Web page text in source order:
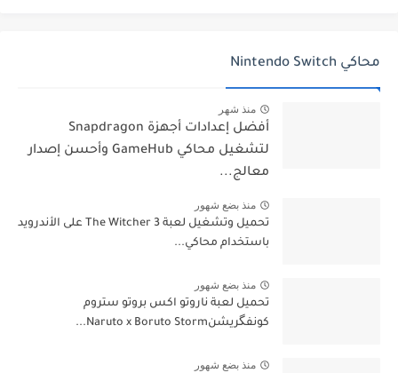
محاكي Nintendo Switch
منذ شهر
أفضل إعدادات أجهزة Snapdragon
لتشغيل محاكي GameHub وأحسن إصدار
معالج...
منذ بضع شهور
تحميل وتشغيل لعبة The Witcher 3 على الأندرويد
باستخدام محاكي...
منذ بضع شهور
تحميل لعبة ناروتو اكس بروتو ستروم
كونفگريشنNaruto x Boruto Storm...
منذ بضع شهور